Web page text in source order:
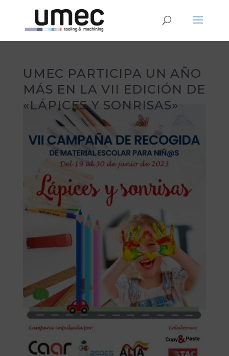
UMEC PARTICIPA UN AÑO
MÁS EN LA VII EDICIÓN DE
«LÁPICES Y SONRISAS»